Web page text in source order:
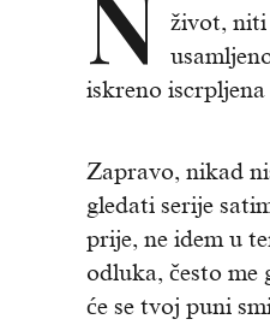
život, niti
iskreno
Zapravo, nikad
gledati serije
prije, ne idem u
odluka, često me
će se tvoj puni